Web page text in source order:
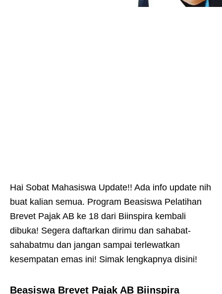
Hai Sobat Mahasiswa Update!! Ada info update nih
buat kalian semua. Program Beasiswa Pelatihan
Brevet Pajak AB ke 18 dari Biinspira kembali
dibuka! Segera daftarkan dirimu dan sahabat-
sahabatmu dan jangan sampai terlewatkan
kesempatan emas ini! Simak lengkapnya disini!
Beasiswa Brevet Pajak AB Biinspira